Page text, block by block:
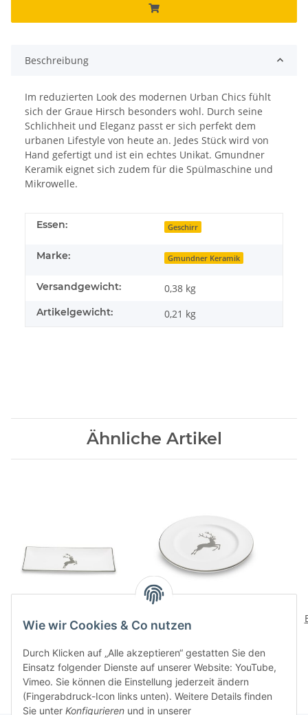
Beschreibung
Im reduzierten Look des modernen Urban Chics fühlt
sich der Graue Hirsch besonders wohl. Durch seine
Schlichheit und Eleganz passt er sich perfekt dem
urbanen Lifestyle von heute an. Jedes Stück wird von
Hand gefertigt und ist ein echtes Unikat. Gmundner
Keramik eignet sich zudem für die Spülmaschine und
Mikrowelle.
Essen: Geschirr
Marke: Gmundner Keramik
Versandgewicht: 0,38 kg
Artikelgewicht: 0,21 kg
Ähnliche Artikel
rechteckig gross
76,90 CHF*
47,00 CHF
Wie wir Cookies & Co nutzen
Durch Klicken auf „Alle akzeptieren“ gestatten Sie den
Einsatz folgender Dienste auf unserer Website: YouTube,
Vimeo. Sie können die Einstellung jederzeit ändern
(Fingerabdruck-Icon links unten). Weitere Details finden
Sie unter Konfigurieren und in unserer